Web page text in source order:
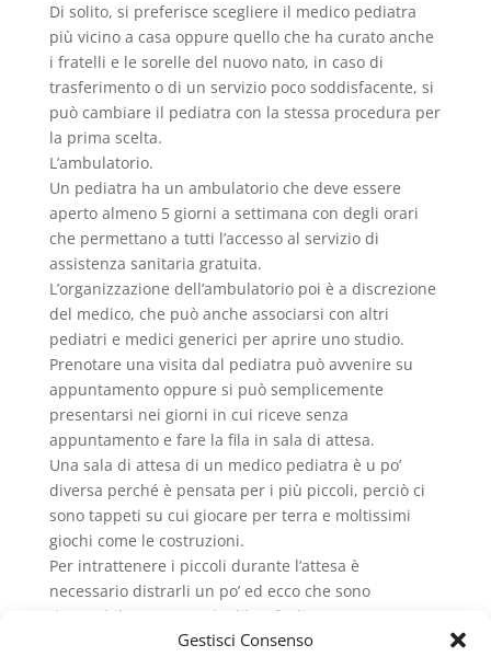
Gestisci Consenso
Di solito, si preferisce scegliere il medico pediatra
più vicino a casa oppure quello che ha curato anche
i fratelli e le sorelle del nuovo nato, in caso di
trasferimento o di un servizio poco soddisfacente, si
può cambiare il pediatra con la stessa procedura per
la prima scelta.
L’ambulatorio.
Un pediatra ha un ambulatorio che deve essere
aperto almeno 5 giorni a settimana con degli orari
che permettano a tutti l’accesso al servizio di
assistenza sanitaria gratuita.
L’organizzazione dell’ambulatorio poi è a discrezione
del medico, che può anche associarsi con altri
pediatri e medici generici per aprire uno studio.
Prenotare una visita dal pediatra può avvenire su
appuntamento oppure si può semplicemente
presentarsi nei giorni in cui riceve senza
appuntamento e fare la fila in sala di attesa.
Una sala di attesa di un medico pediatra è u po’
diversa perché è pensata per i più piccoli, perciò ci
sono tappeti su cui giocare per terra e moltissimi
giochi come le costruzioni.
Per intrattenere i piccoli durante l’attesa è
necessario distrarli un po’ ed ecco che sono
disponibili spesso anche libri, fogli, matite,
pennarelli colorati etc. con cui fare un bel disegno